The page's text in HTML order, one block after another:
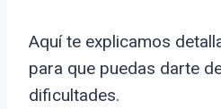
Aquí te explicamos
para que puedas darte
dificultades.